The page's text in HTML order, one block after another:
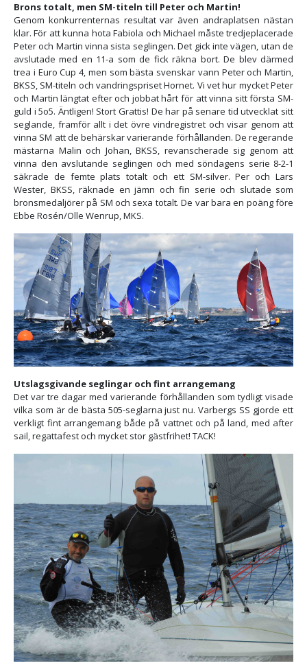
Brons totalt, men SM-titeln till Peter och Martin!
Genom konkurrenternas resultat var även andraplatsen nästan
klar. För att kunna hota Fabiola och Michael måste tredjeplacerade
Peter och Martin vinna sista seglingen. Det gick inte vägen, utan de
avslutade med en 11-a som de fick räkna bort. De blev därmed
trea i Euro Cup 4, men som bästa svenskar vann Peter och Martin,
BKSS, SM-titeln och vandringspriset Hornet. Vi vet hur mycket Peter
och Martin längtat efter och jobbat hårt för att vinna sitt första SM-
guld i 5o5. Äntligen! Stort Grattis! De har på senare tid utvecklat sitt
seglande, framför allt i det övre vindregistret och visar genom att
vinna SM att de behärskar varierande förhållanden. De regerande
mästarna Malin och Johan, BKSS, revanscherade sig genom att
vinna den avslutande seglingen och med söndagens serie 8-2-1
säkrade de femte plats totalt och ett SM-silver. Per och Lars
Wester, BKSS, räknade en jämn och fin serie och slutade som
bronsmedaljörer på SM och sexa totalt. De var bara en poäng före
Ebbe Rosén/Olle Wenrup, MKS.
Utslagsgivande seglingar och fint arrangemang
Det var tre dagar med varierande förhållanden som tydligt visade
vilka som är de bästa 505-seglarna just nu. Varbergs SS gjorde ett
verkligt fint arrangemang både på vattnet och på land, med after
sail, regattafest och mycket stor gästfrihet! TACK!